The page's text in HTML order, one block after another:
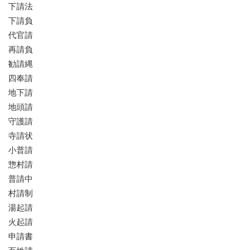
下請法
下請負
代官請
再請負
勧請縄
四奉請
地下請
地頭請
守護請
寺請状
小普請
惣村請
普請中
村請制
湯起請
火起請
申請書